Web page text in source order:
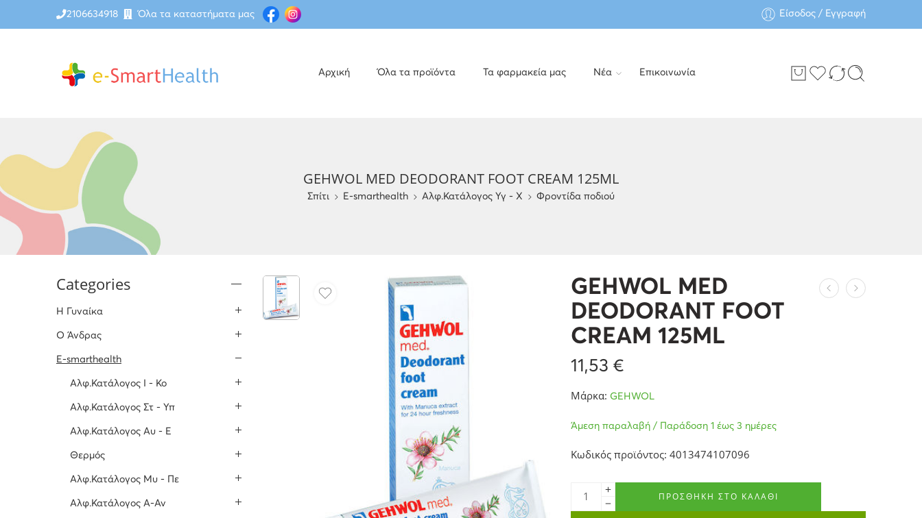
2106634918 Όλα τα καταστήματα μας Είσοδος / Εγγραφή
Αρχική Όλα τα προϊόντα Τα φαρμακεία μας Νέα Επικοινωνία
GEHWOL MED DEODORANT FOOT CREAM 125ML
Σπίτι E-smarthealth Αλφ.Κατάλογος Υγ - Χ Φροντίδα ποδιού
GEHWOL MED
DEODORANT FOOT
CREAM 125ML
11,53 €
Μάρκα: GEHWOL
Άμεση παραλαβή / Παράδοση 1 έως 3 ημέρες
Κωδικός προϊόντος: 4013474107096
ΠΡΟΣΘΉΚΗ ΣΤΟ ΚΑΛΆΘΙ
Categories
H Γυναίκα
O Άνδρας
E-smarthealth
Αλφ.Κατάλογος Ι - Κο
Αλφ.Κατάλογος Στ - Υπ
Αλφ.Κατάλογος Αυ - Ε
Θερμός
Αλφ.Κατάλογος Μυ - Πε
Αλφ.Κατάλογος Α-Αν